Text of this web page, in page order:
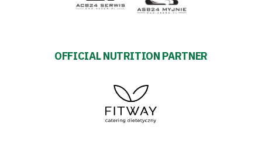
OFFICIAL NUTRITION PARTNER